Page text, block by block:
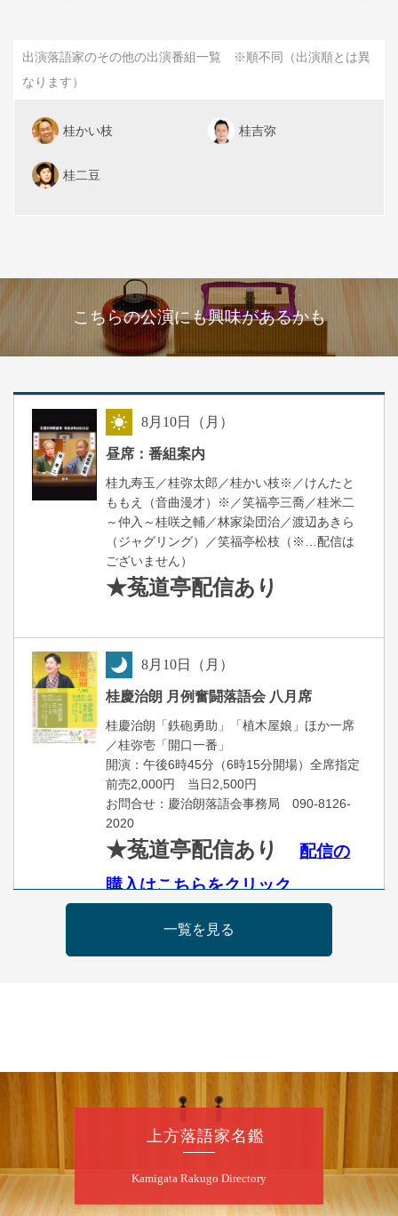
出演落語家のその他の出演番組一覧 ※順不同（出演順とは異
なります）
桂かい枝 桂吉弥
桂二豆
こちらの公演にも興味があるかも
8月 10日（月）
昼席：番組案内
桂九寿玉／桂弥太郎／桂かい枝※／けんたと
ももえ（音曲漫才）※／笑福亭三喬／桂米二
～仲入～桂咲之輔／林家染団治／渡辺あきら
（ジャグリング）／笑福亭松枝（※…配信は
ございません）
★菟道亭配信あり
8月 10日（月）
桂慶治朗 月例奮闘落語会 八月席
桂慶治朗「鉄砲勇助」「植木屋娘」ほか一席
／桂弥壱「開口一番」
開演：午後6時45分（6時15分開場）全席指定
前売2,000円 当日2,500円
お問合せ：慶治朗落語会事務局 090-8126-
2020
★菟道亭配信あり配信の
購入はこちらをクリック
昼
日（火）
★菟道亭配信あり
夜
一覧を見る
上方落語家名鑑
Kamigata Rakugo Directory